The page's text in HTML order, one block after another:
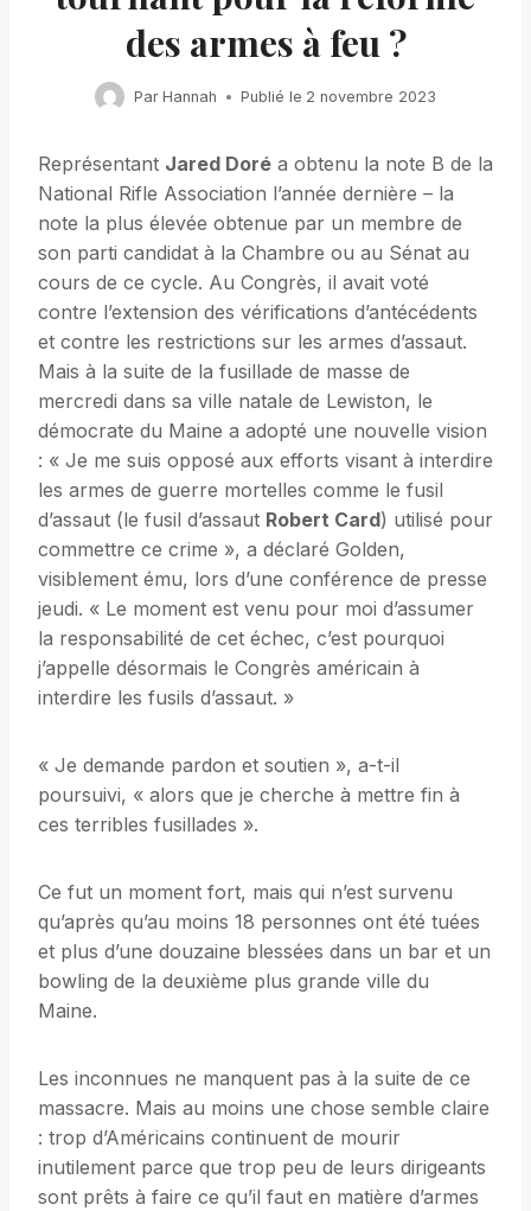
des armes à feu ?
Par Hannah Publié le 2 novembre 2023
Représentant Jared Doré a obtenu la note B de la
National Rifle Association l’année dernière – la
note la plus élevée obtenue par un membre de
son parti candidat à la Chambre ou au Sénat au
cours de ce cycle. Au Congrès, il avait voté
contre l’extension des vérifications d’antécédents
et contre les restrictions sur les armes d’assaut.
Mais à la suite de la fusillade de masse de
mercredi dans sa ville natale de Lewiston, le
démocrate du Maine a adopté une nouvelle vision
: « Je me suis opposé aux efforts visant à interdire
les armes de guerre mortelles comme le fusil
d’assaut (le fusil d’assaut Robert Card) utilisé pour
commettre ce crime », a déclaré Golden,
visiblement ému, lors d’une conférence de presse
jeudi. « Le moment est venu pour moi d’assumer
la responsabilité de cet échec, c’est pourquoi
j’appelle désormais le Congrès américain à
interdire les fusils d’assaut. »
« Je demande pardon et soutien », a-t-il
poursuivi, « alors que je cherche à mettre fin à
ces terribles fusillades ».
Ce fut un moment fort, mais qui n’est survenu
qu’après qu’au moins 18 personnes ont été tuées
et plus d’une douzaine blessées dans un bar et un
bowling de la deuxième plus grande ville du
Maine.
Les inconnues ne manquent pas à la suite de ce
massacre. Mais au moins une chose semble claire
: trop d’Américains continuent de mourir
inutilement parce que trop peu de leurs dirigeants
sont prêts à faire ce qu’il faut en matière d’armes